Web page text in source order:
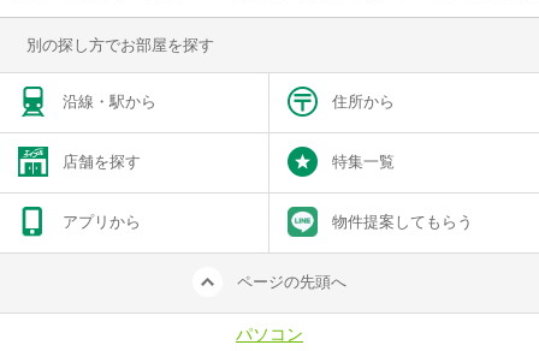
別の探し方でお部屋を探す
沿線・駅から 住所から
店舗を探す 特集一覧
アプリから 物件提案してもらう
ページの先頭へ
パソコン